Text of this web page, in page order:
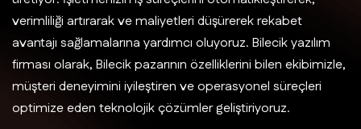
verimliliği artırarak ve maliyetleri düşürerek rekabet
avantajı sağlamalarına yardımcı oluyoruz. Bilecik yazılım
firması olarak, Bilecik pazarının özelliklerini bilen ekibimizle,
müşteri deneyimini iyileştiren ve operasyonel süreçleri
optimize eden teknolojik çözümler geliştiriyoruz.